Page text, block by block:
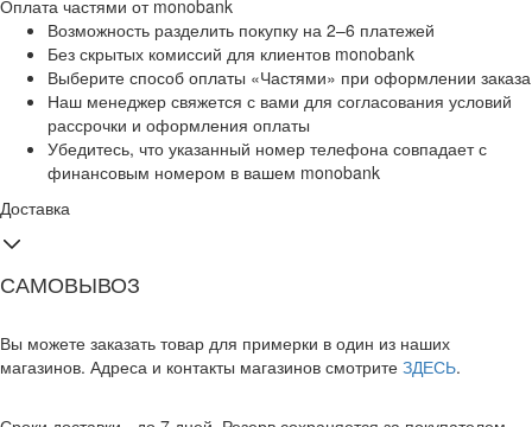
Оплата частями от monobank
Возможность разделить покупку на 2–6 платежей
Без скрытых комиссий для клиентов monobank
Выберите способ оплаты «Частями» при оформлении заказа
Наш менеджер свяжется с вами для согласования условий
рассрочки и оформления оплаты
Убедитесь, что указанный номер телефона совпадает с
финансовым номером в вашем monobank
Доставка
САМОВЫВОЗ
Вы можете заказать товар для примерки в один из наших
магазинов. Адреса и контакты магазинов смотрите ЗДЕСЬ.